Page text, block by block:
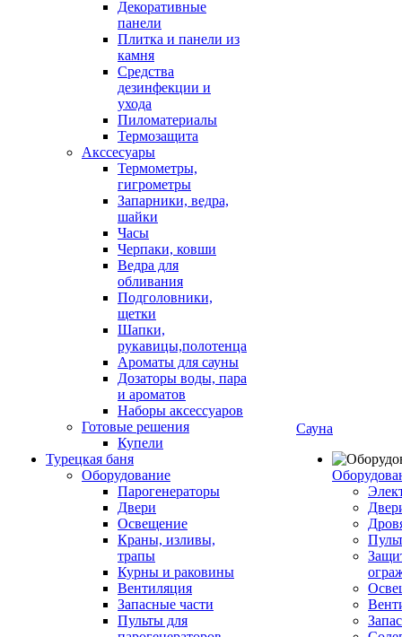
Декоративные
панели
Плитка и панели из
камня
Средства
дезинфекции и
ухода
Пиломатериалы
Термозащита
Аксcесуары
Термометры,
гигрометры
Запарники, ведра,
шайки
Часы
Черпаки, ковши
Ведра для
обливания
Подголовники,
щетки
Шапки,
рукавицы,полотенца
Ароматы для сауны
Дозаторы воды, пара
и ароматов
Наборы аксессуаров
Готовые решения
Купели
Турецкая баня
Оборудование
Парогенераторы
Двери
Освещение
Краны, изливы,
трапы
Курны и раковины
Вентиляция
Запасные части
Пульты для
Сауна